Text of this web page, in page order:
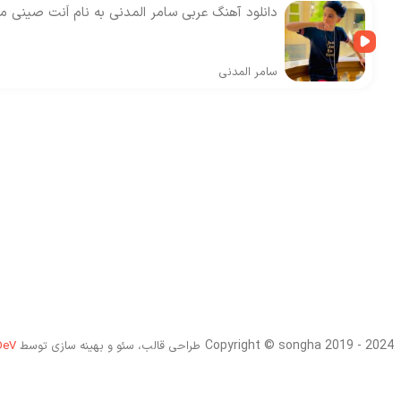
دانلود آهنگ عربی سامر المدنی به نام اَنت
سامر المدنی
Copyright © songha 2019 - 2024 طراحی قالب، سئو و بهینه سازی توسط